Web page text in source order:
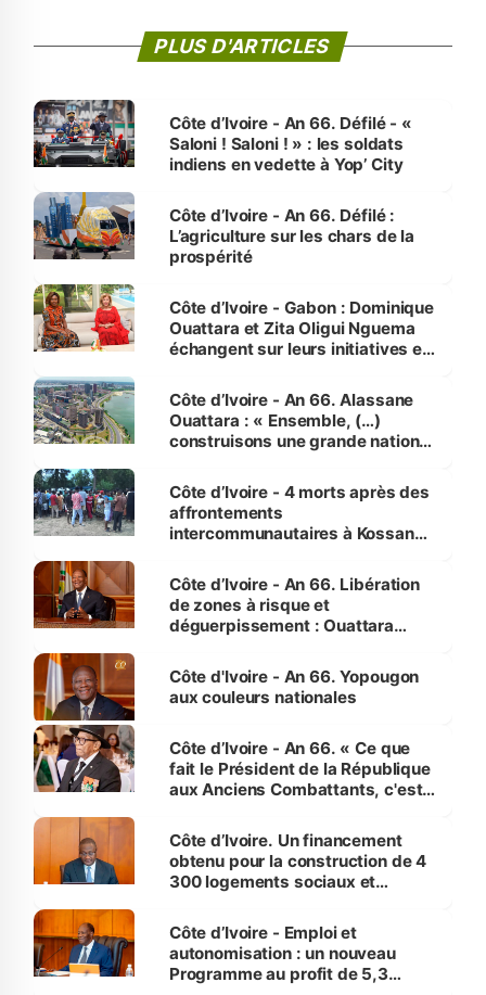
PLUS D'ARTICLES
Côte d’Ivoire - An 66. Défilé - «
Saloni ! Saloni ! » : les soldats
indiens en vedette à Yop’ City
Côte d’Ivoire - An 66. Défilé :
L’agriculture sur les chars de la
prospérité
Côte d’Ivoire - Gabon : Dominique
Ouattara et Zita Oligui Nguema
échangent sur leurs initiatives en
enfants
Côte d’Ivoire - An 66. Alassane
Ouattara : « Ensemble, (…)
construisons une grande nation
générations futures »
Côte d’Ivoire - 4 morts après des
affrontements
intercommunautaires à Kossandji
milieu des sinistrés
Côte d’Ivoire - An 66. Libération
de zones à risque et
déguerpissement : Ouattara
l'Etat de droit pour préserver les
vies humaines »
Côte d'Ivoire - An 66. Yopougon
aux couleurs nationales
Côte d’Ivoire - An 66. « Ce que
fait le Président de la République
aux Anciens Combattants, c'est
Côte d’Ivoire. Un financement
obtenu pour la construction de 4
300 logements sociaux et
et Yamoussoukro
Côte d’Ivoire - Emploi et
autonomisation : un nouveau
Programme au profit de 5,3